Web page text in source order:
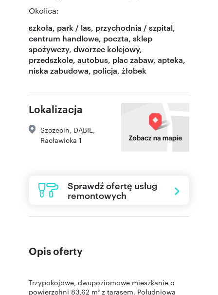
Okolica:
szkoła, park / las, przychodnia / szpital,
centrum handlowe, poczta, sklep
spożywczy, dworzec kolejowy,
przedszkole, autobus, plac zabaw, apteka,
niska zabudowa, policja, żłobek
Lokalizacja
Szczecin DĄBIE
Racławicka 1
Sprawdź ofertę usług
remontowych
Opis oferty
Trzypokojowe, dwupoziomowe mieszkanie o
powierzchni 83,62 m² z tarasem. Południowa